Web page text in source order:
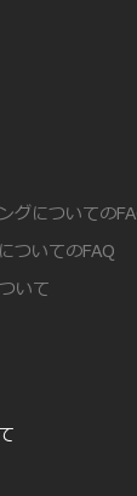
グについての
ついてのFAQ
いて